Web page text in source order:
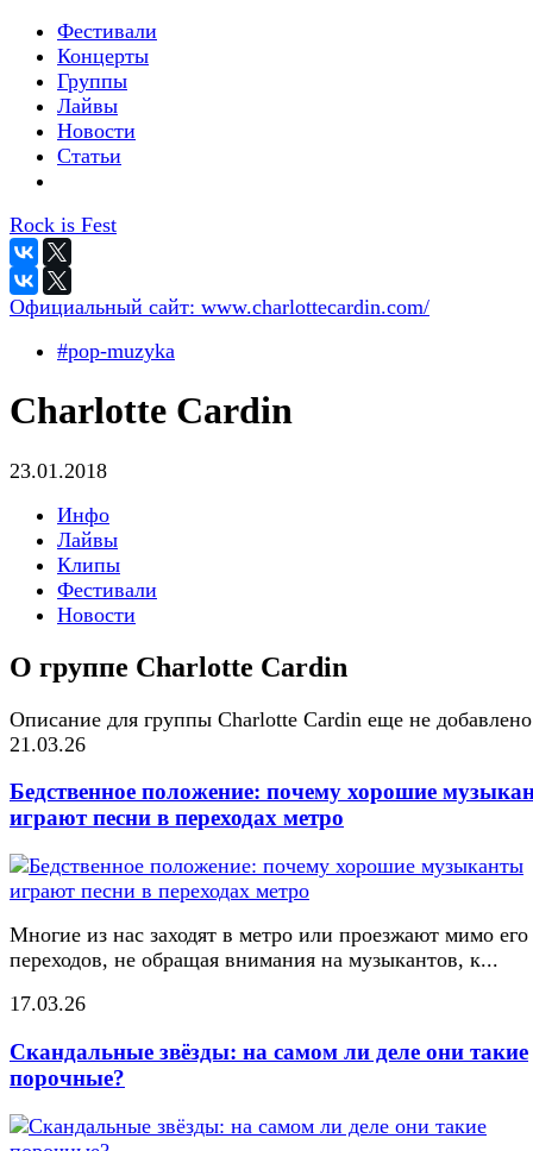
Фестивали
Концерты
Группы
Лайвы
Новости
Статьи
Rock is Fest
Официальный сайт: www.charlottecardin.com/
#pop-muzyka
Charlotte Cardin
23.01.2018
Инфо
Лайвы
Клипы
Фестивали
Новости
О группе Charlotte Cardin
Описание для группы Charlotte Cardin еще не добавлено
21.03.26
Бедственное положение: почему хорошие
играют песни в переходах метро
Многие из нас заходят в метро или проезжают мимо его
переходов, не обращая внимания на музыкантов, к...
17.03.26
Скандальные звёзды: на самом ли деле они такие
порочные?